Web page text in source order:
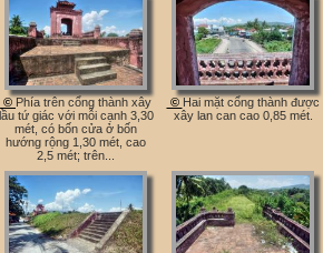
© Phía trên cổng thành xây
lầu tứ giác với mỗi cạnh 3,30
mét, có bốn cửa ở bốn
hướng rộng 1,30 mét, cao
2,5 mét; trên...
© Hai mặt cổng thành được
xây lan can cao 0,85 mét.